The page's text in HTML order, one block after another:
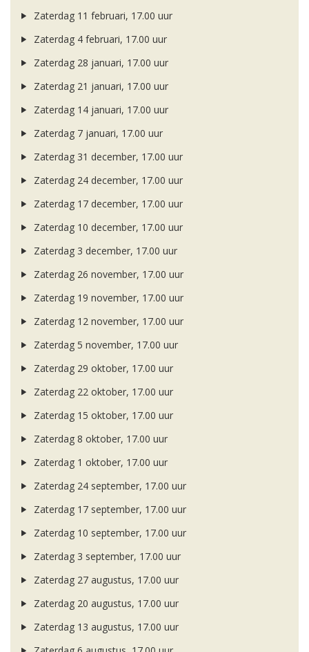
Zaterdag 11 februari, 17.00 uur
Zaterdag 4 februari, 17.00 uur
Zaterdag 28 januari, 17.00 uur
Zaterdag 21 januari, 17.00 uur
Zaterdag 14 januari, 17.00 uur
Zaterdag 7 januari, 17.00 uur
Zaterdag 31 december, 17.00 uur
Zaterdag 24 december, 17.00 uur
Zaterdag 17 december, 17.00 uur
Zaterdag 10 december, 17.00 uur
Zaterdag 3 december, 17.00 uur
Zaterdag 26 november, 17.00 uur
Zaterdag 19 november, 17.00 uur
Zaterdag 12 november, 17.00 uur
Zaterdag 5 november, 17.00 uur
Zaterdag 29 oktober, 17.00 uur
Zaterdag 22 oktober, 17.00 uur
Zaterdag 15 oktober, 17.00 uur
Zaterdag 8 oktober, 17.00 uur
Zaterdag 1 oktober, 17.00 uur
Zaterdag 24 september, 17.00 uur
Zaterdag 17 september, 17.00 uur
Zaterdag 10 september, 17.00 uur
Zaterdag 3 september, 17.00 uur
Zaterdag 27 augustus, 17.00 uur
Zaterdag 20 augustus, 17.00 uur
Zaterdag 13 augustus, 17.00 uur